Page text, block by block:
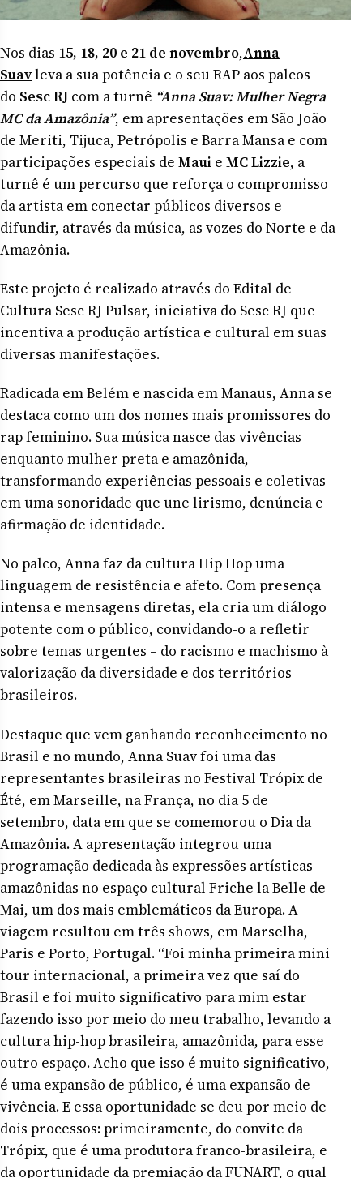
Nos dias 15, 18, 20 e 21 de novembro,Anna
Suavleva a sua potência e o seu RAP aos palcos
do Sesc RJ com a turnê “Anna Suav: Mulher Negra
MC da Amazônia”, em apresentações em São João
de Meriti, Tijuca, Petrópolis e Barra Mansa e com
participações especiais de Maui e MC Lizzie, a
turnê é um percurso que reforça o compromisso
da artista em conectar públicos diversos e
difundir, através da música, as vozes do Norte e da
Amazônia.
Este projeto é realizado através do Edital de
Cultura Sesc RJ Pulsar, iniciativa do Sesc RJ que
incentiva a produção artística e cultural em suas
diversas manifestações.
Radicada em Belém e nascida em Manaus, Anna se
destaca como um dos nomes mais promissores do
rap feminino. Sua música nasce das vivências
enquanto mulher preta e amazônida,
transformando experiências pessoais e coletivas
em uma sonoridade que une lirismo, denúncia e
afirmação de identidade.
No palco, Anna faz da cultura Hip Hop uma
linguagem de resistência e afeto. Com presença
intensa e mensagens diretas, ela cria um diálogo
potente com o público, convidando-o a refletir
sobre temas urgentes – do racismo e machismo à
valorização da diversidade e dos territórios
brasileiros.
Destaque que vem ganhando reconhecimento no
Brasil e no mundo, Anna Suav foi uma das
representantes brasileiras no Festival Trópix de
Été, em Marseille, na França, no dia 5 de
setembro, data em que se comemorou o Dia da
Amazônia. A apresentação integrou uma
programação dedicada às expressões artísticas
amazônidas no espaço cultural Friche la Belle de
Mai, um dos mais emblemáticos da Europa. A
viagem resultou em três shows, em Marselha,
Paris e Porto, Portugal. “Foi minha primeira mini
tour internacional, a primeira vez que saí do
Brasil e foi muito significativo para mim estar
fazendo isso por meio do meu trabalho, levando a
cultura hip-hop brasileira, amazônida, para esse
outro espaço. Acho que isso é muito significativo,
é uma expansão de público, é uma expansão de
vivência. E essa oportunidade se deu por meio de
dois processos: primeiramente, do convite da
Trópix, que é uma produtora franco-brasileira, e
da oportunidade da premiação da FUNART, o qual